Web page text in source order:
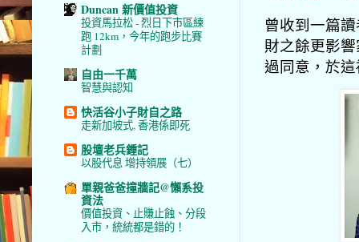
曾收到一篇
財之餘更影
過同意，於
Duncan 新價值投資
投資馬拉松 - 烈日下市區練
跑 12km，今年的跑步比賽
計劃
自由一千萬
智慧與認知
快活谷小子財自之路
走新加坡式, 香港係即死
股壇老兵鍾記
以股代息 增持領展（七）
單親爸爸撞牆記@懶系投
資法
價值投資、止賺止蝕、分段
入市，統統都是錯的！